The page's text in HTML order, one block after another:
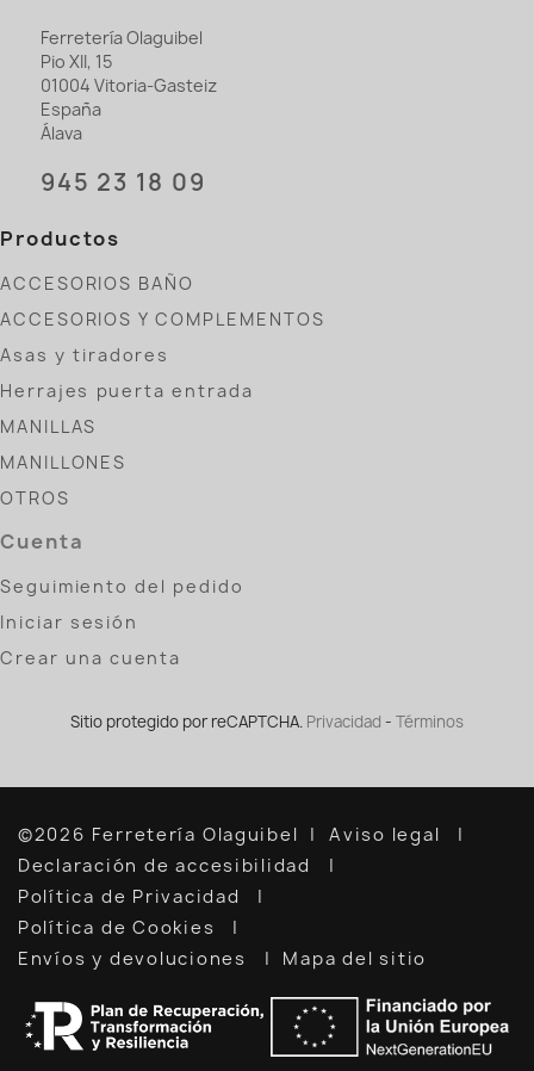
Ferretería Olaguibel
Pio XII, 15
01004 Vitoria-Gasteiz
España
Álava
945 23 18 09
Productos
ACCESORIOS BAÑO
ACCESORIOS Y COMPLEMENTOS
Asas y tiradores
Herrajes puerta entrada
MANILLAS
MANILLONES
OTROS
Cuenta
Seguimiento del pedido
Iniciar sesión
Crear una cuenta
Sitio protegido por reCAPTCHA. Privacidad - Términos
©2026 Ferretería Olaguibel
Aviso legal
Declaración de accesibilidad
Política de Privacidad
Política de Cookies
Envíos y devoluciones
Mapa del sitio